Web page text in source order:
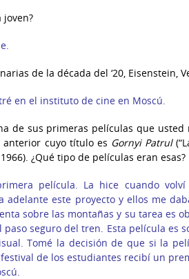
joven?
de la década del ‘20, Eisenstein,
en el instituto de cine en Moscú.
de sus primeras películas que
cuyo título es Gornyi Patrul
¿Qué tipo de películas eran esas?
película. La hice cuando
este proyecto y ellos me
sobre las montañas y su tarea es
seguro del tren. Esta película es
Tomé la decisión de que si la
de los estudiantes recibí un